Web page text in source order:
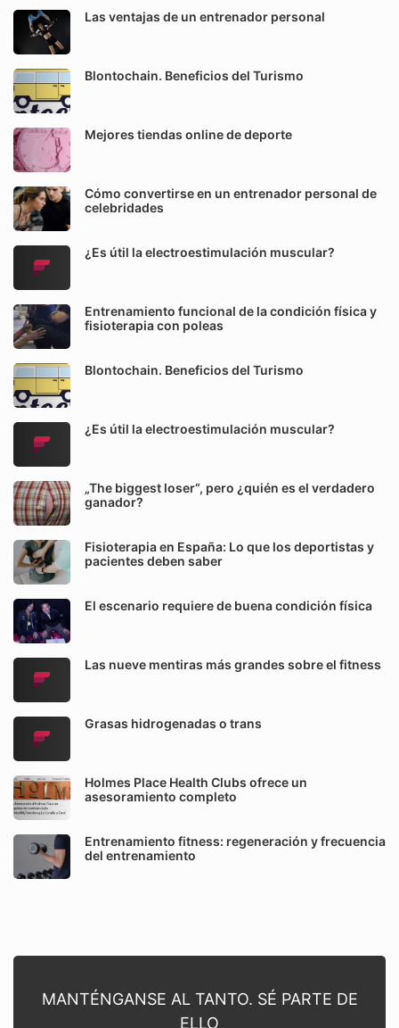
Las ventajas de un entrenador personal
Blontochain. Beneficios del Turismo
Mejores tiendas online de deporte
Cómo convertirse en un entrenador personal de
celebridades
¿Es útil la electroestimulación muscular?
Entrenamiento funcional de la condición física y
fisioterapia con poleas
Blontochain. Beneficios del Turismo
¿Es útil la electroestimulación muscular?
„The biggest loser“, pero ¿quién es el verdadero
ganador?
Fisioterapia en España: Lo que los deportistas y
pacientes deben saber
El escenario requiere de buena condición física
Las nueve mentiras más grandes sobre el fitness
Grasas hidrogenadas o trans
Holmes Place Health Clubs ofrece un
asesoramiento completo
Entrenamiento fitness: regeneración y frecuencia
del entrenamiento
MANTÉNGANSE AL TANTO. SÉ PARTE DE
ELLO